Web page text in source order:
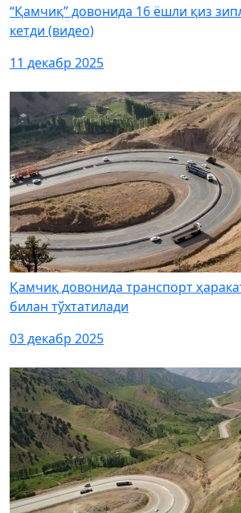
“Қамчиқ” довонида 16 ёшли қиз
кетди (видео)
11 декабр 2025
Қамчиқ довонида транспорт
билан тўхтатилади
03 декабр 2025